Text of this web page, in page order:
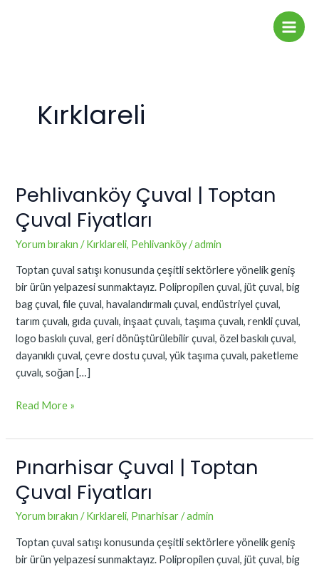
Main
Kırklareli
Pehlivanköy Çuval | Toptan
Çuval Fiyatları
Yorum bırakın /Kırklareli, Pehlivanköy/admin
Toptan çuval satışı konusunda çeşitli sektörlere yönelik geniş
bir ürün yelpazesi sunmaktayız. Polipropilen çuval, jüt çuval, big
bag çuval, file çuval, havalandırmalı çuval, endüstriyel çuval,
tarım çuvalı, gıda çuvalı, inşaat çuvalı, taşıma çuvalı, renkli çuval,
logo baskılı çuval, geri dönüştürülebilir çuval, özel baskılı çuval,
dayanıklı çuval, çevre dostu çuval, yük taşıma çuvalı, paketleme
çuvalı, soğan […]
Pehlivanköy
|
Toptan
Fiyatları
Read More »
Pınarhisar Çuval | Toptan
Çuval Fiyatları
Yorum bırakın /Kırklareli, Pınarhisar/admin
Toptan çuval satışı konusunda çeşitli sektörlere yönelik geniş
bir ürün yelpazesi sunmaktayız. Polipropilen çuval, jüt çuval, big
Pınarhisar
|
Toptan
Fiyatları